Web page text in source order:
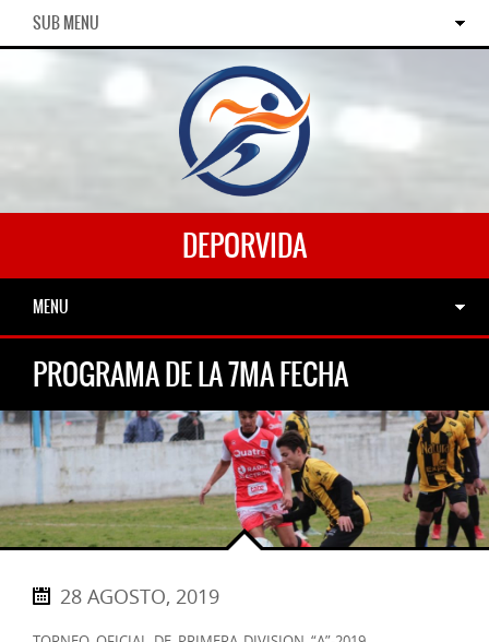
SUB MENU
DEPORVIDA
MENU
PROGRAMA DE LA 7MA FECHA
28 AGOSTO, 2019